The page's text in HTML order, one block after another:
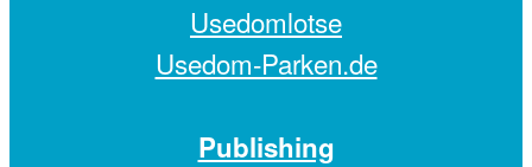
Usedomlotse
Usedom-Parken.de
Publishing